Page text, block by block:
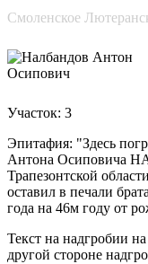
Смоленское
Участок: 3
Эпитафия: "Здесь
Антона Осиповича
Трапезонтской
оставил в печали
года на 46м году от
Текст на надгробии
другой стороне